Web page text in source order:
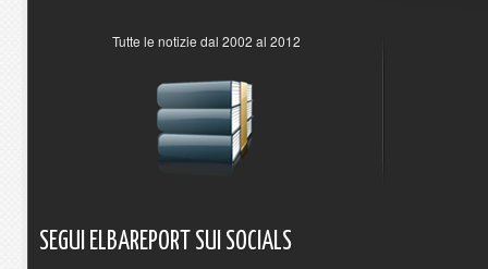
Tutte le notizie dal 2002 al 2012
SEGUI ELBAREPORT SUI SOCIALS